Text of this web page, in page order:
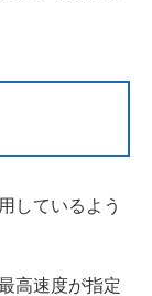
しているよう
高速度が指定